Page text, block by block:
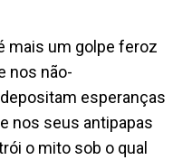
mais um golpe feroz
nos não-
esperanças
nos seus antipapas
o mito sob o qual